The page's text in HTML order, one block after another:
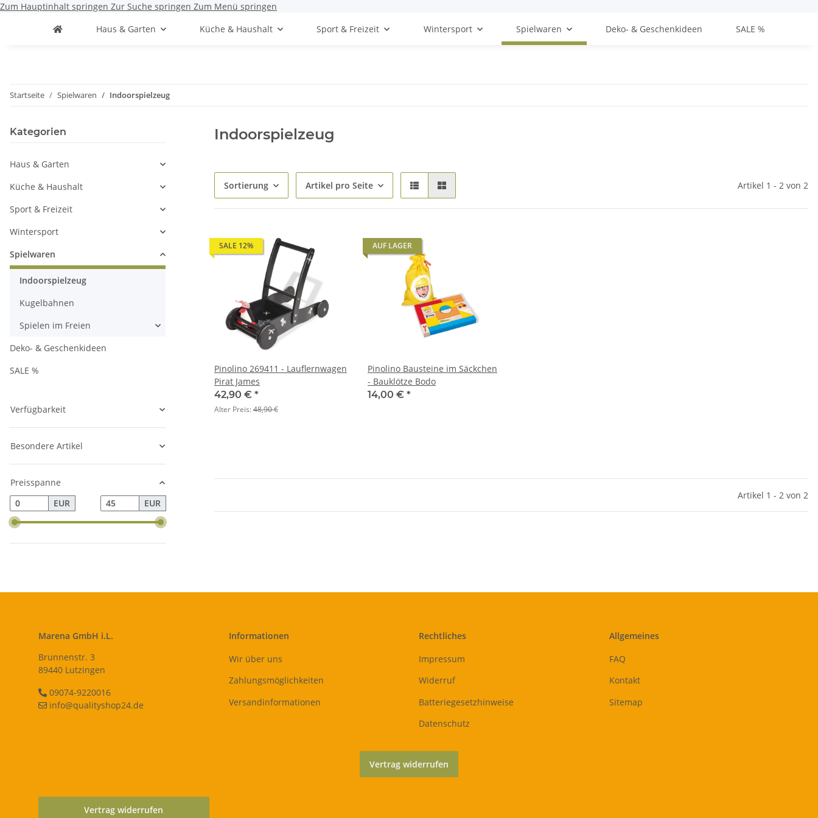
Zum Hauptinhalt springen Zur Suche springen Zum Menü springen
Haus & Garten
Küche & Haushalt Sport & Freizeit Wintersport Spielwaren Deko- & Geschenkideen SALE %
Startseite Spielwaren Indoorspielzeug
Indoorspielzeug
Sortierung Artikel pro Seite Artikel 1 - 2 von 2
SALE 12%
Pinolino 269411 - Lauflernwagen
Pirat James
42,90 € *
Alter Preis:48,90 €
AUF LAGER
Pinolino Bausteine im Säckchen
- Bauklötze Bodo
14,00 € *
Artikel 1 - 2 von 2
Kategorien
Haus & Garten
Küche & Haushalt
Sport & Freizeit
Wintersport
Spielwaren
Indoorspielzeug
Kugelbahnen
Spielen im Freien
Deko- & Geschenkideen
SALE %
Verfügbarkeit
Besondere Artikel
Preisspanne
EUR
EUR
Marena GmbH i.L.
Brunnenstr. 3
89440 Lutzingen
09074-9220016
info@qualityshop24.de
Informationen
Wir über uns
Zahlungsmöglichkeiten
Versandinformationen
Rechtliches
Impressum
Widerruf
Batteriegesetzhinweise
Datenschutz
Allgemeines
FAQ
Kontakt
Sitemap
Vertrag widerrufen
Vertrag widerrufen